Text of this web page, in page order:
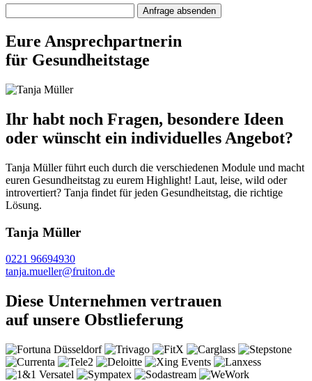
Anfrage absenden
Eure Ansprechpartnerin
für Gesundheitstage
Ihr habt noch Fragen, besondere Ideen
oder wünscht ein individuelles Angebot?
Tanja Müller führt euch durch die verschiedenen Module und macht
euren Gesundheitstag zu eurem Highlight! Laut, leise, wild oder
introvertiert? Tanja findet für jeden Gesundheitstag, die richtige
Lösung.
Tanja Müller
0221 96694930
tanja.mueller@fruiton.de
Diese Unternehmen vertrauen
auf unsere Obstlieferung